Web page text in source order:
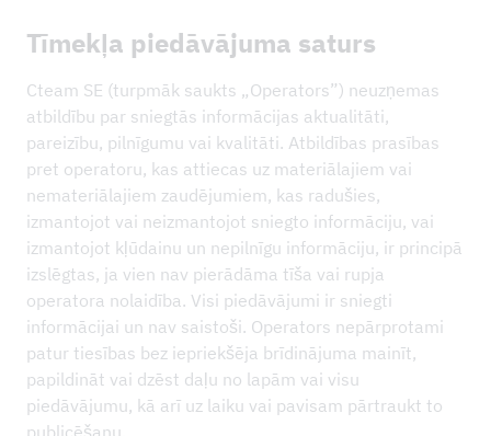
Tīmekļa piedāvājuma saturs
Cteam SE (turpmāk saukts „Operators”) neuzņemas
atbildību par sniegtās informācijas aktualitāti,
pareizību, pilnīgumu vai kvalitāti. Atbildības prasības
pret operatoru, kas attiecas uz materiālajiem vai
nemateriālajiem zaudējumiem, kas radušies,
izmantojot vai neizmantojot sniegto informāciju, vai
izmantojot kļūdainu un nepilnīgu informāciju, ir principā
izslēgtas, ja vien nav pierādāma tīša vai rupja
operatora nolaidība. Visi piedāvājumi ir sniegti
informācijai un nav saistoši. Operators nepārprotami
patur tiesības bez iepriekšēja brīdinājuma mainīt,
papildināt vai dzēst daļu no lapām vai visu
piedāvājumu, kā arī uz laiku vai pavisam pārtraukt to
publicēšanu.